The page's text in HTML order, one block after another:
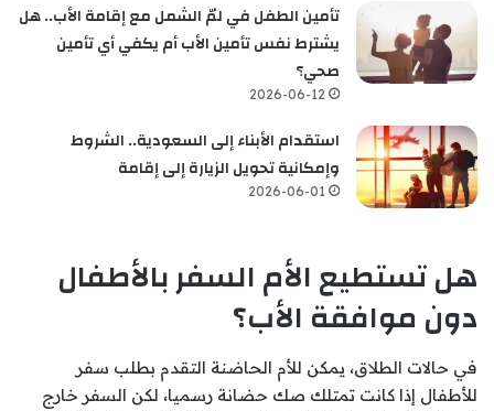
تأمين الطفل في لمّ الشمل مع إقامة الأب.. هل
يشترط نفس تأمين الأب أم يكفي أي تأمين
صحي؟
2026-06-12
استقدام الأبناء إلى السعودية.. الشروط
وإمكانية تحويل الزيارة إلى إقامة
2026-06-01
هل تستطيع الأم السفر بالأطفال
دون موافقة الأب؟
في حالات الطلاق، يمكن للأم الحاضنة التقدم بطلب سفر
للأطفال إذا كانت تمتلك صك حضانة رسميا، لكن السفر خارج